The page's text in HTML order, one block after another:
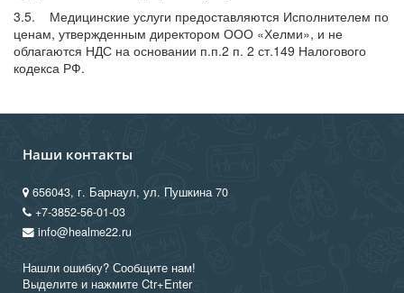
3.5. Медицинские услуги предоставляются Исполнителем по
ценам, утвержденным директором ООО «Хелми», и не
облагаются НДС на основании п.п.2 п. 2 ст.149 Налогового
кодекса РФ.
Наши контакты
656043, г. Барнаул, ул. Пушкина 70
+7-3852-56-01-03
info@healme22.ru
Нашли ошибку? Сообщите нам!
Выделите и нажмите Ctr+Enter